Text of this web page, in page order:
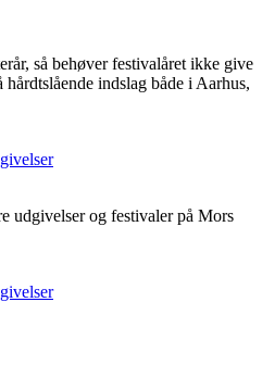
så behøver festivalåret ikke give
indslag både i Aarhus,
udgivelser og festivaler på Mors